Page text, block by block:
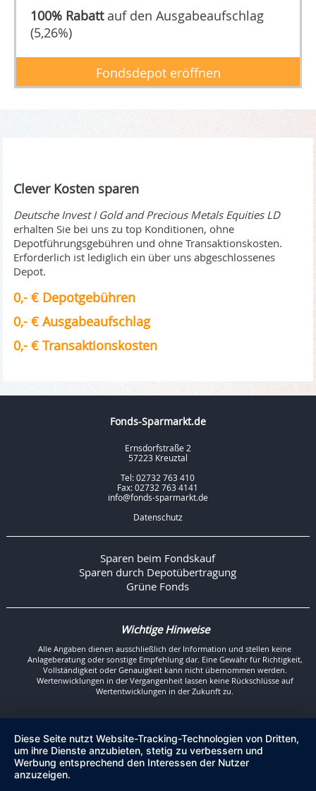
100% Rabattauf den Ausgabeaufschlag
(5,26%)
Fondsdepot eröffnen
Clever Kosten sparen
Deutsche Invest I Gold and Precious Metals Equities LD
erhalten Sie bei uns zu top Konditionen, ohne
Depotführungsgebühren und ohne Transaktionskosten.
Erforderlich ist lediglich ein über uns abgeschlossenes
Depot.
0,- € Depotgebühren
0,- € Ausgabeaufschlag
0,- € Transaktionskosten
Fonds-Sparmarkt.de
Ernsdorfstraße 2
57223 Kreuztal
Tel: 02732 763 410
Fax: 02732 763 4141
info@fonds-sparmarkt.de
Datenschutz
Sparen beim Fondskauf
Sparen durch Depotübertragung
Grüne Fonds
Wichtige Hinweise
Alle Angaben dienen ausschließlich der Information und stellen keine
Anlageberatung oder sonstige Empfehlung dar. Eine Gewähr für Richtigkeit,
Vollständigkeit oder Genauigkeit kann nicht übernommen werden.
Wertenwicklungen in der Vergangenheit lassen keine Rückschlüsse auf
Wertentwicklungen in der Zukunft zu.
Diese Seite nutzt Website-Tracking-Technologien von Dritten,
um ihre Dienste anzubieten, stetig zu verbessern und
Werbung entsprechend den Interessen der Nutzer
anzuzeigen.